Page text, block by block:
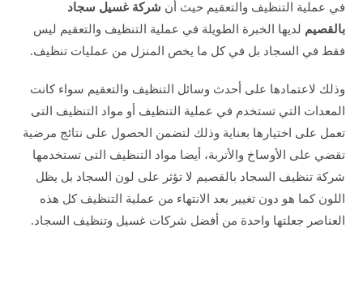
في عملية التنظيف والتعقيم حيث أن شركة غسيل سجاد
بالقصيم لديها الخبرة الطويلة في عملية التنظيف والتعقيم ليس
فقط في السجاد بل في كل ما يخص المنزل من عمليات تنظيف.
وذلك لاعتمادها على أحدث وسائل التنظيف والتعقيم سواء كانت
المعدات التي تستخدم في عملية التنظيف أو مواد التنظيف التى
تعمل على اختيارها بعناية وذلك لتضمن الحصول على نتائج مرضية
تقضي على الأوساخ والأتربة، أيضا مواد التنظيف التى تستخدمها
شركة تنظيف السجاد بالقصيم لا تؤثر على لون السجاد بل يظل
اللون كما هو دون تغيير بعد الانتهاء من عملية التنظيف كل هذه
العناصر جعلتها واحدة من أفضل شركات غسيل وتنظيف السجاد.